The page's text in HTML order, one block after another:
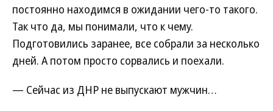
постоянно находимся в ожидании чего-то такого.
Так что да, мы понимали, что к чему.
Подготовились заранее, все собрали за несколько
дней. А потом просто сорвались и поехали.
— Сейчас из ДНР не выпускают мужчин…